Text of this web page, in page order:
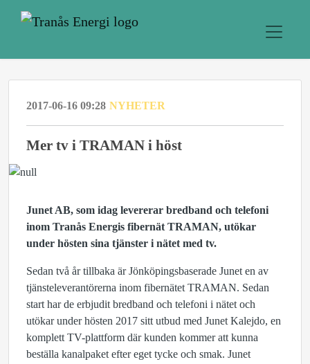
2017-06-16 09:28 NYHETER
​Mer tv i TRAMAN i höst
Junet AB, som idag levererar bredband och telefoni
inom Tranås Energis fibernät TRAMAN, utökar
under hösten sina tjänster i nätet med tv.
Sedan två år tillbaka är Jönköpingsbaserade Junet en av
tjänsteleverantörerna inom fibernätet TRAMAN. Sedan
start har de erbjudit bredband och telefoni i nätet och
utökar under hösten 2017 sitt utbud med Junet Kalejdo, en
komplett TV-plattform där kunden kommer att kunna
beställa kanalpaket efter eget tycke och smak. Junet